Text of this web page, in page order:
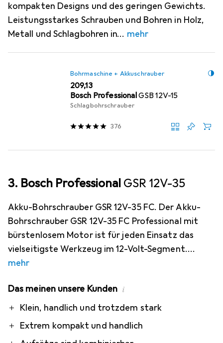
kompakten Designs und des geringen Gewichts.
Leistungsstarkes Schrauben und Bohren in Holz,
Metall und Schlagbohren in
mehr
Bohrmaschine + Akkuschrauber
EUR
209,13
Bosch ProfessionalGSB 12V-15
Schlagbohrschrauber
376
3. Bosch Professional GSR 12V-35
Akku-Bohrschrauber GSR 12V-35 FC. Der Akku-
Bohrschrauber GSR 12V-35 FC Professional mit
bürstenlosem Motor ist für jeden Einsatz das
vielseitigste Werkzeug im 12-Volt-Segment.
mehr
Das meinen unsere Kunden i
ProKlein, handlich und trotzdem stark
Extrem kompakt und handlich
Contra